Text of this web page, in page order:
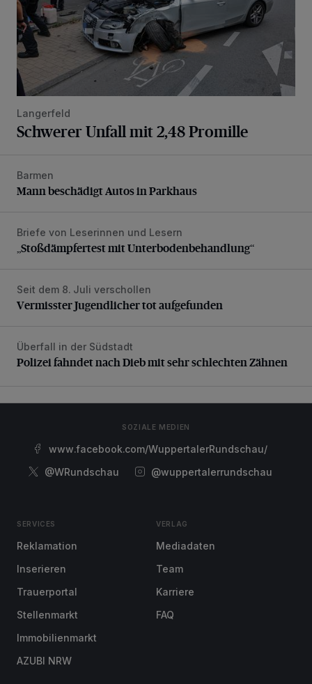
Langerfeld
Schwerer Unfall mit 2,48 Promille
Mann beschädigt Autos in Parkhaus
Barmen
Mann beschädigt Autos in Parkhaus
„Stoßdämpfertest mit Unterbodenbehandlung“
Briefe von Leserinnen und Lesern
„Stoßdämpfertest mit Unterbodenbehandlung“
Vermisster Jugendlicher tot aufgefunden
Seit dem 8. Juli verschollen
Vermisster Jugendlicher tot aufgefunden
Polizei fahndet nach Dieb mit sehr schlechten Zähnen
Überfall in der Südstadt
Polizei fahndet nach Dieb mit sehr schlechten Zähnen
SOZIALE MEDIEN
www.facebook.com/WuppertalerRundschau/
@WRundschau
@wuppertalerrundschau
SERVICES
Reklamation
Inserieren
Trauerportal
Stellenmarkt
Immobilienmarkt
AZUBI NRW
VERLAG
Mediadaten
Team
Karriere
FAQ